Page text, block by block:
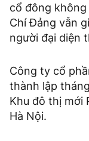
cổ đông
Chí Đảng vẫn
người đại diện
Công ty cổ
thành lập
Khu đô thị mới
Hà Nội.